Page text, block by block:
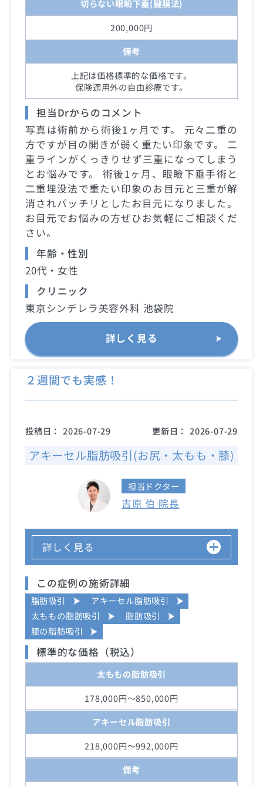
切らない眼瞼下垂(腱膜法)
200,000円
備考
上記は価格標準的な価格です。
保険適用外の自由診療です。
担当Drからのコメント
写真は術前から術後1ヶ月です。 元々二重の
方ですが目の開きが弱く重たい印象です。 二
重ラインがくっきりせず三重になってしまう
とお悩みです。 術後1ヶ月、眼瞼下垂手術と
二重埋没法で重たい印象のお目元と三重が解
消されパッチリとしたお目元になりました。
お目元でお悩みの方ぜひお気軽にご相談くだ
さい。
年齢・性別
20代・女性
クリニック
東京シンデレラ美容外科 池袋院
詳しく見る
２週間でも実感！
投稿日： 2026-07-29 更新日： 2026-07-29
アキーセル脂肪吸引(お尻・太もも・膝)
担当ドクター
吉原 伯 院長
詳しく見る
この症例の施術詳細
脂肪吸引
アキーセル脂肪吸引
太ももの脂肪吸引
脂肪吸引
膝の脂肪吸引
標準的な価格（税込）
太ももの脂肪吸引
178,000円～850,000円
アキーセル脂肪吸引
218,000円～992,000円
備考